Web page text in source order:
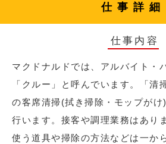
仕事詳細
仕事内容
マクドナルドでは、アルバイト・
「クルー」と呼んでいます。「清
の客席清掃(拭き掃除・モップがけ
行います。接客や調理業務はあり
使う道具や掃除の方法などは一か